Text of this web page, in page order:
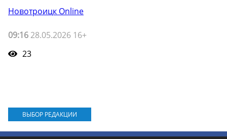
Новотроицк Online
09:16 28.05.2026 16+
23
ВЫБОР РЕДАКЦИИ